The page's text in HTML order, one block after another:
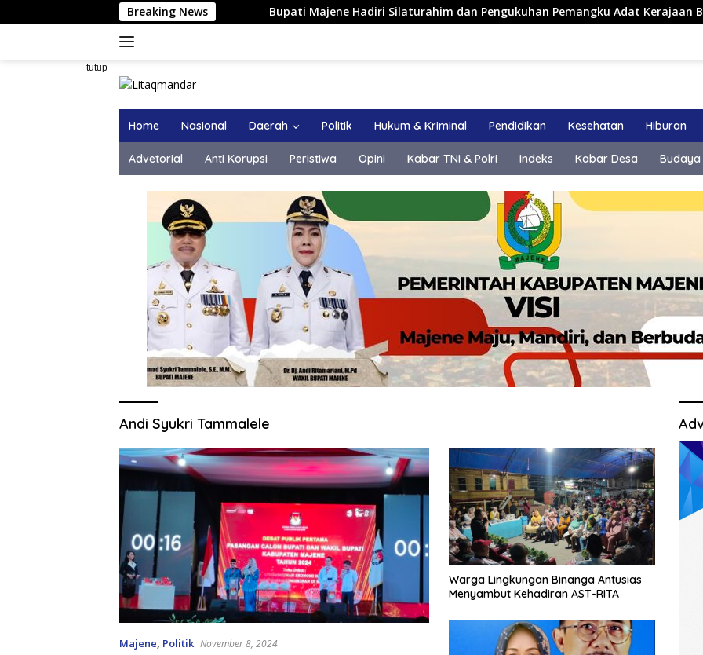
ke
Breaking News
Bupati Majene Hadiri Silaturahim dan Pengukuhan Pemangku Adat Kerajaan Balanipa di Polewali
tutup
Home Nasional Daerah Politik Hukum & Kriminal Pendidikan Kesehatan Hiburan
Advetorial Anti Korupsi Peristiwa Opini Kabar TNI & Polri Indeks Kabar Desa Budaya
Andi Syukri Tammalele
Majene, Politik November 8, 2024
Warga Lingkungan Binanga Antusias
Menyambut Kehadiran AST-RITA